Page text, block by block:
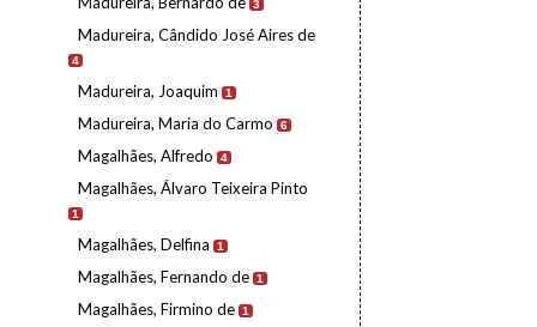
3
Madureira, Cândido José Aires de
4
Madureira, Joaquim 1
Madureira, Maria do Carmo 6
Magalhães, Alfredo 4
Magalhães, Álvaro Teixeira Pinto
1
Magalhães, Delfina 1
Magalhães, Fernando de 1
Magalhães, Firmino de 1